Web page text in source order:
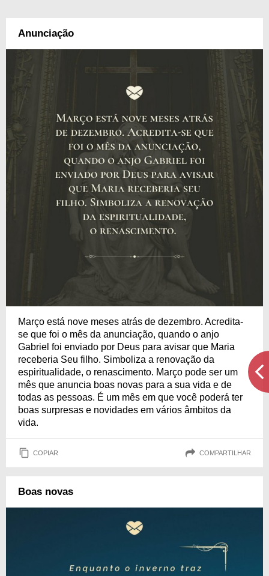
Anunciação
Março está nove meses atrás de dezembro. Acredita-
se que foi o mês da anunciação, quando o anjo
Gabriel foi enviado por Deus para avisar que Maria
receberia Seu filho. Simboliza a renovação da
espiritualidade, o renascimento. Março pode ser um
mês que anuncia boas novas para a sua vida e de
todas as pessoas. É um mês em que você poderá ter
boas surpresas e novidades em vários âmbitos da
vida.
COPIAR COMPARTILHAR
Boas novas